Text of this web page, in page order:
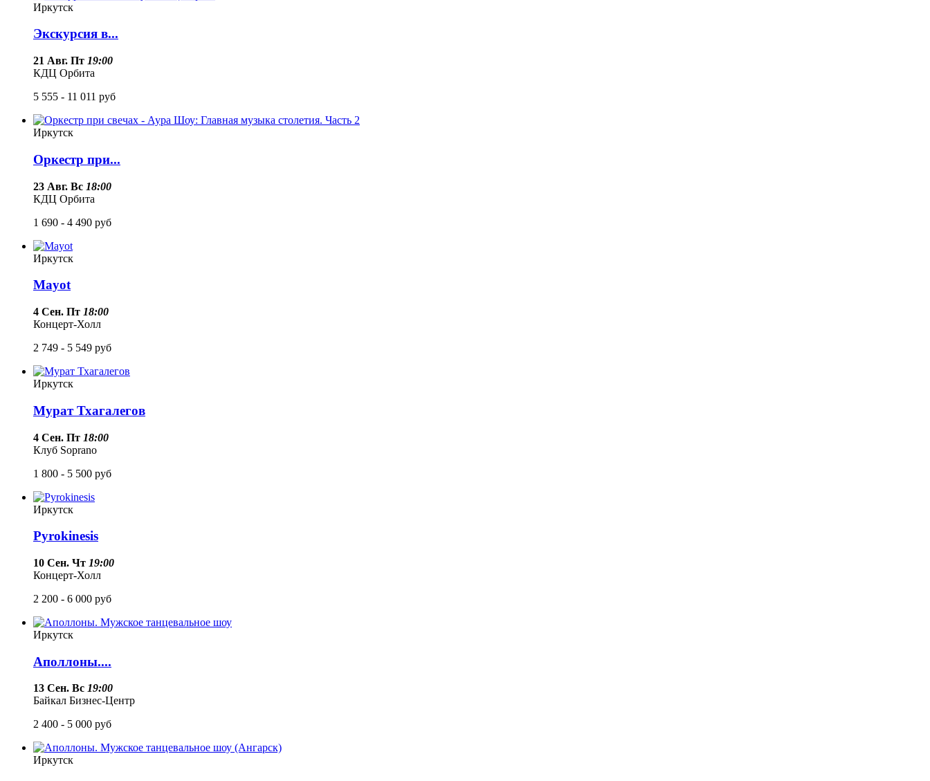
Иркутск
Экскурсия в...
21 Авг. Пт 19:00
КДЦ Орбита
5 555 - 11 011 руб
Иркутск
Оркестр при...
23 Авг. Вс 18:00
КДЦ Орбита
1 690 - 4 490 руб
Иркутск
Mayot
4 Сен. Пт 18:00
Концерт-Холл
2 749 - 5 549 руб
Иркутск
Мурат Тхагалегов
4 Сен. Пт 18:00
Клуб Soprano
1 800 - 5 500 руб
Иркутск
Pyrokinesis
10 Сен. Чт 19:00
Концерт-Холл
2 200 - 6 000 руб
Иркутск
Аполлоны....
13 Сен. Вс 19:00
Байкал Бизнес-Центр
2 400 - 5 000 руб
Иркутск